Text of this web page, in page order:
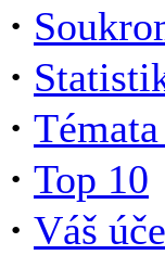
·
·
·
· Top 10
· Váš